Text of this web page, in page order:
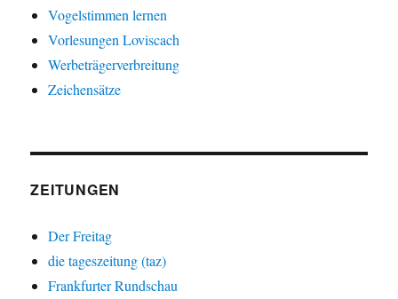
Vogelstimmen lernen
Vorlesungen Loviscach
Werbeträgerverbreitung
Zeichensätze
ZEITUNGEN
Der Freitag
die tageszeitung (taz)
Frankfurter Rundschau